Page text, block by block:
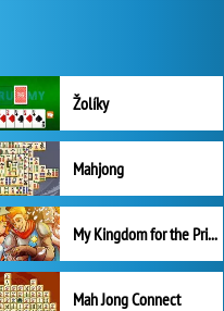
Žolíky
Mahjong
My Kingdom for the Princess Plná verze
Mah Jong Connect